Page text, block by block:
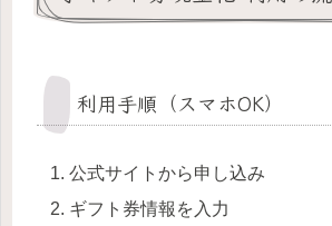
利用手順（スマホOK）
公式サイトから申し込み
ギフト券情報を入力